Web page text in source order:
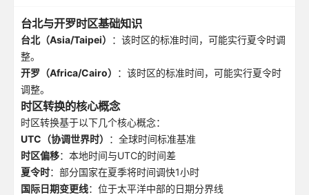
台北与开罗时区基础知识
台北（Asia/Taipei）
：该时区的标准时间，可能实行夏令时调
整。
开罗（Africa/Cairo）
：该时区的标准时间，可能实行夏令时
调整。
时区转换的核心概念
时区转换基于以下几个核心概念：
UTC（协调世界时）
：全球时间标准基准
时区偏移：本地时间与UTC的时间差
夏令时：部分国家在夏季将时间调快1小时
国际日期变更线：位于太平洋中部的日期分界线